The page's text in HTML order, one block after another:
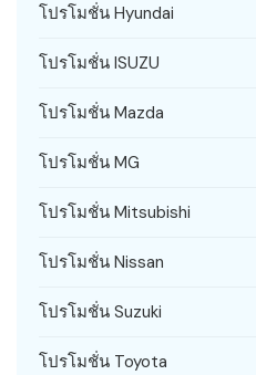
โปรโมชั่น Hyundai
โปรโมชั่น ISUZU
โปรโมชั่น Mazda
โปรโมชั่น MG
โปรโมชั่น Mitsubishi
โปรโมชั่น Nissan
โปรโมชั่น Suzuki
โปรโมชั่น Toyota